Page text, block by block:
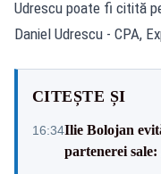
Udrescu poate fi citită
Daniel Udrescu - CPA,
CITEȘTE ȘI
16:34Ilie Bolojan
partenerei